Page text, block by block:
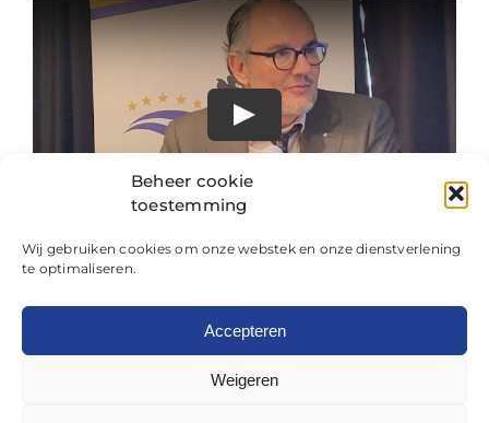
Beheer cookie
toestemming
Wij gebruiken cookies om onze webstek en onze dienstverlening
te optimaliseren.
Accepteren
Weigeren